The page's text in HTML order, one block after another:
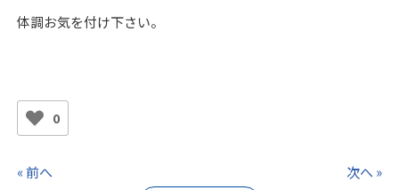
体調お気を付け下さい。
0
« 前へ
次へ »